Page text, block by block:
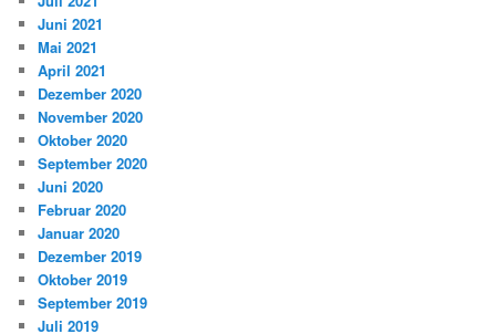
Juni 2021
Mai 2021
April 2021
Dezember 2020
November 2020
Oktober 2020
September 2020
Juni 2020
Februar 2020
Januar 2020
Dezember 2019
Oktober 2019
September 2019
Juli 2019